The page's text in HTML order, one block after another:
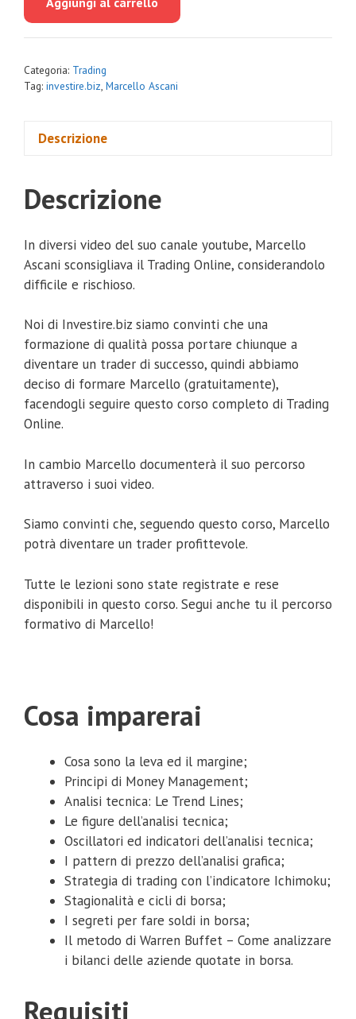
era:
è:
Categoria: Trading
Tag: investire.biz, Marcello Ascani
Descrizione
Descrizione
In diversi video del suo canale youtube, Marcello
Ascani sconsigliava il Trading Online, considerandolo
difficile e rischioso.
Noi di Investire.biz siamo convinti che una
formazione di qualità possa portare chiunque a
diventare un trader di successo, quindi abbiamo
deciso di formare Marcello (gratuitamente),
facendogli seguire questo corso completo di Trading
Online.
In cambio Marcello documenterà il suo percorso
attraverso i suoi video.
Siamo convinti che, seguendo questo corso, Marcello
potrà diventare un trader profittevole.
Tutte le lezioni sono state registrate e rese
disponibili in questo corso. Segui anche tu il percorso
formativo di Marcello!
Cosa imparerai
Cosa sono la leva ed il margine;
Principi di Money Management;
Analisi tecnica: Le Trend Lines;
Le figure dell’analisi tecnica;
Oscillatori ed indicatori dell’analisi tecnica;
I pattern di prezzo dell’analisi grafica;
Strategia di trading con l’indicatore Ichimoku;
Stagionalità e cicli di borsa;
I segreti per fare soldi in borsa;
Il metodo di Warren Buffet – Come analizzare
i bilanci delle aziende quotate in borsa.
Requisiti